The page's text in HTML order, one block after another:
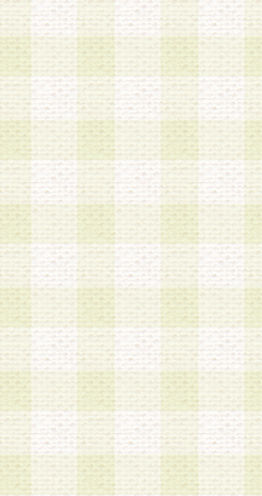
別することのできる情報
く第三者に開示すること
いて第三者に開示または
意を得るものとします。
、当社は、以下の目的に
個人を識別できる情報
対して当社の責任におい
お、当社は、当該委託
させるとともに、本規約
を使用させるものとし ま
、景品、調査サンプル品
ル等の問い合わせなどへ
たはグループ形式による
る業務